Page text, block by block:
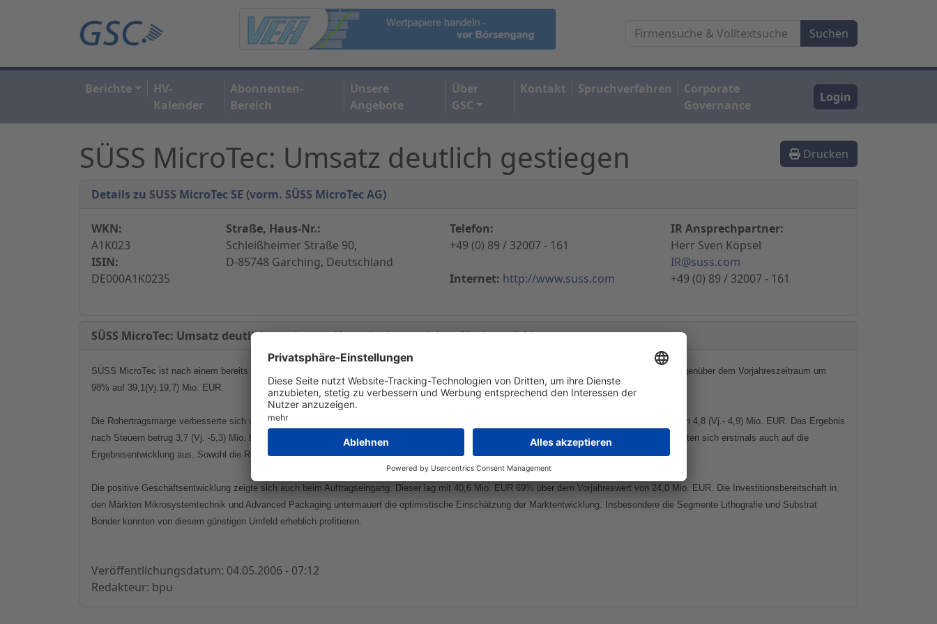
Berichte
HV-
Kalender
Abonnenten-
Bereich
Unsere
Angebote
Über
GSC
Kontakt Spruchverfahren
Corporate
Governance
Login
Drucken
SÜSS MicroTec: Umsatz deutlich gestiegen
Details zu SUSS MicroTec SE (vorm. SÜSS MicroTec AG)
WKN:
A1K023
ISIN:
DE000A1K0235
Straße, Haus-Nr.:
Schleißheimer Straße 90,
D-85748 Garching, Deutschland
Telefon:
+49 (0) 89 / 32007 - 161
Internet: http://www.suss.com
IR Ansprechpartner:
Herr Sven Köpsel
IR@suss.com
+49 (0) 89 / 32007 - 161
SÜSS MicroTec: Umsatz deutlich gestiegen - Unverändert positives Marktumfeld
SÜSS MicroTec ist nach einem bereits ausgesprochen guten vierten Quartal 2005 sehr erfolgreich in das Jahr 2006 gestartet. Der Umsatz stieg gegenüber dem Vorjahreszeitraum um
98% auf 39,1(Vj.19,7) Mio. EUR.
Die Rohertragsmarge verbesserte sich von 35,4% auf 45,0%. Beim EBIT erreichte der Ausrüster für die Halbleiterbranche ein positives Ergebnis von 4,8 (Vj.- 4,9) Mio. EUR. Das Ergebnis
nach Steuern betrug 3,7 (Vj. -5,3) Mio. EUR. Die positiven Effekte der in den letzten zwei Jahren durchgeführten Restrukturierungsmaßnahmen wirkten sich erstmals auch auf die
Ergebnisentwicklung aus. Sowohl die Rohertragsmarge als auch die Overheadkosten bewegen sich jetzt voll im Zielkorridor.
Die positive Geschäftsentwicklung zeigte sich auch beim Auftragseingang. Dieser lag mit 40,6 Mio. EUR 69% über dem Vorjahreswert von 24,0 Mio. EUR. Die Investitionsbereitschaft in
den Märkten Mikrosystemtechnik und Advanced Packaging untermauert die optimistische Einschätzung der Marktentwicklung. Insbesondere die Segmente Lithografie und Substrat
Bonder konnten von diesem günstigen Umfeld erheblich profitieren.
Veröffentlichungsdatum: 04.05.2006 - 07:12
Redakteur: bpu